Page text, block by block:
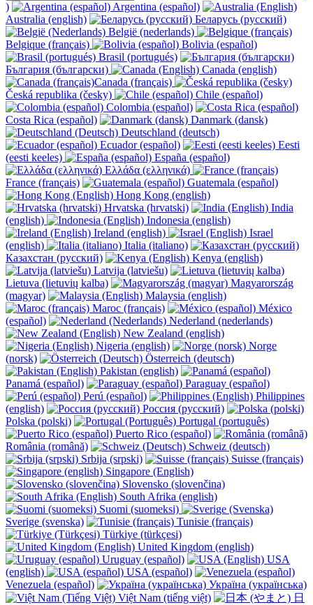
)
Argentina (español)
Australia (english)
Беларусь (русский)
België (nederlands)
Belgique (français)
Bolivia (español)
Brasil (portugués)
България (български)
Canada (english)
Canada (français)
Česká republika (česky)
Chile (español)
Colombia (español)
Costa Rica (español)
Danmark (dansk)
Deutschland (deutsch)
Ecuador (español)
Eesti
(eesti keeles)
España (español)
Ελλάδα (ελληνικά)
France (français)
Guatemala (español)
Hong Kong (english)
Hrvatska (hrvatski)
India
(english)
Indonesia (english)
Ireland (english)
Israel
(english)
Italia (italiano)
Казахстан (русский)
Kenya (english)
Latvija (latviešu)
Lietuva (lietuvių kalba)
Magyarország
(magyar)
Malaysia (english)
Maroc (français)
México
(español)
Nederland (nederlands)
New Zealand (english)
Nigeria (english)
Norge
(norsk)
Österreich (deutsch)
Pakistan (english)
Panamá (español)
Paraguay (español)
Perú (español)
Philippines
(english)
Россия (русский)
Polska (polski)
Portugal (português)
Puerto Rico (español)
România (română)
Schweiz (deutsch)
Srbija (srpski)
Suisse (français)
Singapore (English)
Slovensko (slovenčina)
South Afrika (english)
Suomi (suomeksi)
Sverige (svenska)
Tunisie (français)
Türkiye (türkçesi)
United Kingdom (english)
Uruguay (español)
USA
(english)
USA (español)
Venezuela (español)
Україна (українська)
Việt Nam (tiếng việt)
日